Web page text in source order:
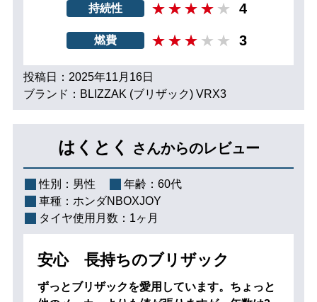
持続性 4
燃費 3
投稿日：2025年11月16日
ブランド：BLIZZAK (ブリザック) VRX3
はくとく さんからのレビュー
性別： 男性 年齢： 60代
車種： ホンダNBOXJOY
タイヤ使用月数： 1ヶ月
安心 長持ちのブリザック
ずっとブリザックを愛用しています。ちょっと